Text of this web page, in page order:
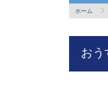
ホーム
おう